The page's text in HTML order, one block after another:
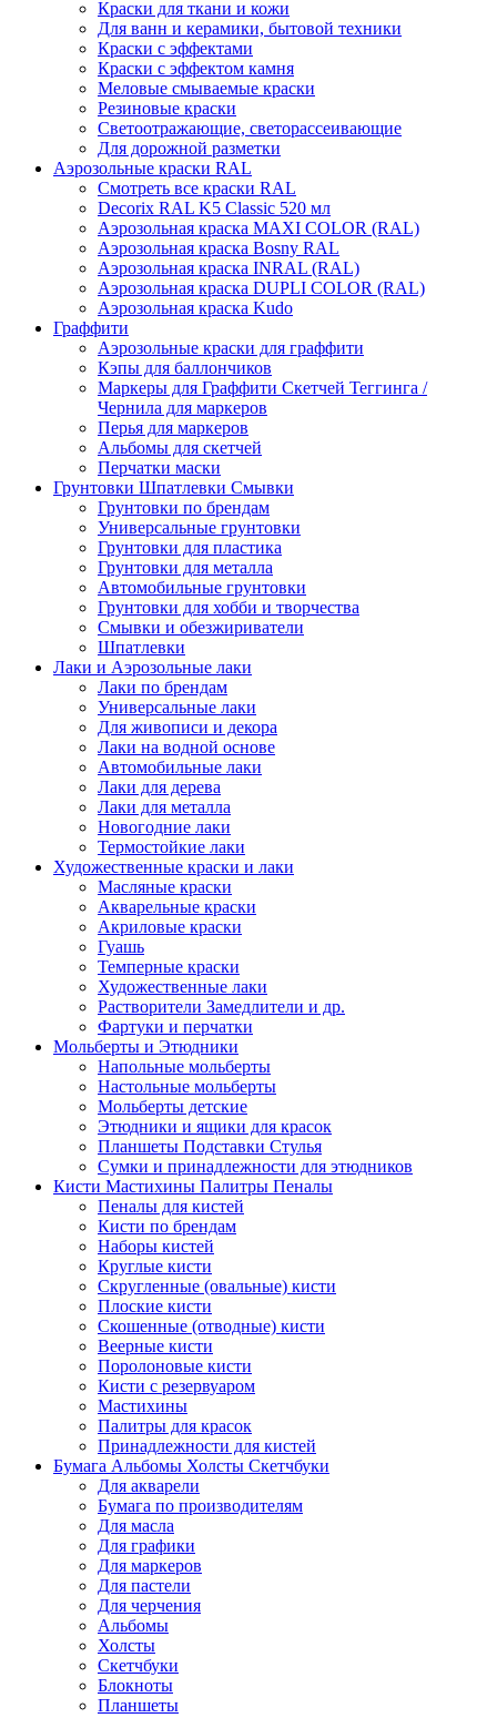
Краски для ткани и кожи
Для ванн и керамики, бытовой техники
Краски с эффектами
Краски с эффектом камня
Меловые смываемые краски
Резиновые краски
Светоотражающие, светорассеивающие
Для дорожной разметки
Аэрозольные краски RAL
Смотреть все краски RAL
Decorix RAL K5 Classic 520 мл
Аэрозольная краска MAXI COLOR (RAL)
Аэрозольная краска Bosny RAL
Аэрозольная краска INRAL (RAL)
Аэрозольная краска DUPLI COLOR (RAL)
Аэрозольная краска Kudo
Граффити
Аэрозольные краски для граффити
Кэпы для баллончиков
Маркеры для Граффити Скетчей Теггинга /
Чернила для маркеров
Перья для маркеров
Альбомы для скетчей
Перчатки маски
Грунтовки Шпатлевки Смывки
Грунтовки по брендам
Универсальные грунтовки
Грунтовки для пластика
Грунтовки для металла
Автомобильные грунтовки
Грунтовки для хобби и творчества
Смывки и обезжириватели
Шпатлевки
Лаки и Аэрозольные лаки
Лаки по брендам
Универсальные лаки
Для живописи и декора
Лаки на водной основе
Автомобильные лаки
Лаки для дерева
Лаки для металла
Новогодние лаки
Термостойкие лаки
Художественные краски и лаки
Масляные краски
Акварельные краски
Акриловые краски
Гуашь
Темперные краски
Художественные лаки
Растворители Замедлители и др.
Фартуки и перчатки
Мольберты и Этюдники
Напольные мольберты
Настольные мольберты
Мольберты детские
Этюдники и ящики для красок
Планшеты Подставки Стулья
Сумки и принадлежности для этюдников
Кисти Мастихины Палитры Пеналы
Пеналы для кистей
Кисти по брендам
Наборы кистей
Круглые кисти
Скругленные (овальные) кисти
Плоские кисти
Скошенные (отводные) кисти
Веерные кисти
Поролоновые кисти
Кисти с резервуаром
Мастихины
Палитры для красок
Принадлежности для кистей
Бумага Альбомы Холсты Скетчбуки
Для акварели
Бумага по производителям
Для масла
Для графики
Для маркеров
Для пастели
Для черчения
Альбомы
Холсты
Скетчбуки
Блокноты
Планшеты